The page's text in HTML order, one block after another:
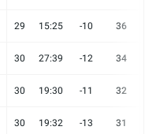
29 15:25 -10 36
30 27:39 -12 34
30 19:30 -11 32
30 19:32 -13 31